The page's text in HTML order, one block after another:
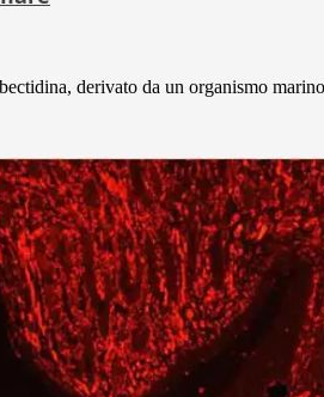
derivato da un organismo